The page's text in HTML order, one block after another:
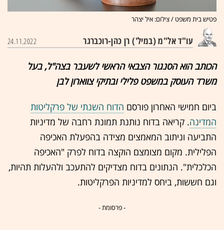
פטיש בית משפט / צילום: איל יצהר
עו"ד אל"מ (במיל') רן כהן-רוכברגר 24.11.2022
הכותב הוא הסנגור הצבאי הראשי לשעבר בצה"ל, בעל
משרד העוסק במשפט פלילי ובתיקי צווארון לבן
ביום חמישי האחרון פורסם הדוח השנתי של פרקליטות
המדינה. קריאה בדוח נותנת תמונת רחבה של מדיניות
התביעה וניתוב המאמצים מצידה בהפעלת האכיפה
הפלילית. מקום מצומצם הוקצה בדוח לפרק "האכיפה
הכלכלית". הנתונים בדוח מצדיקים להתעכב ולהעלות תהיות,
וגם חששות, ביחס למדיניות הפרקליטות.
- פרסומת -